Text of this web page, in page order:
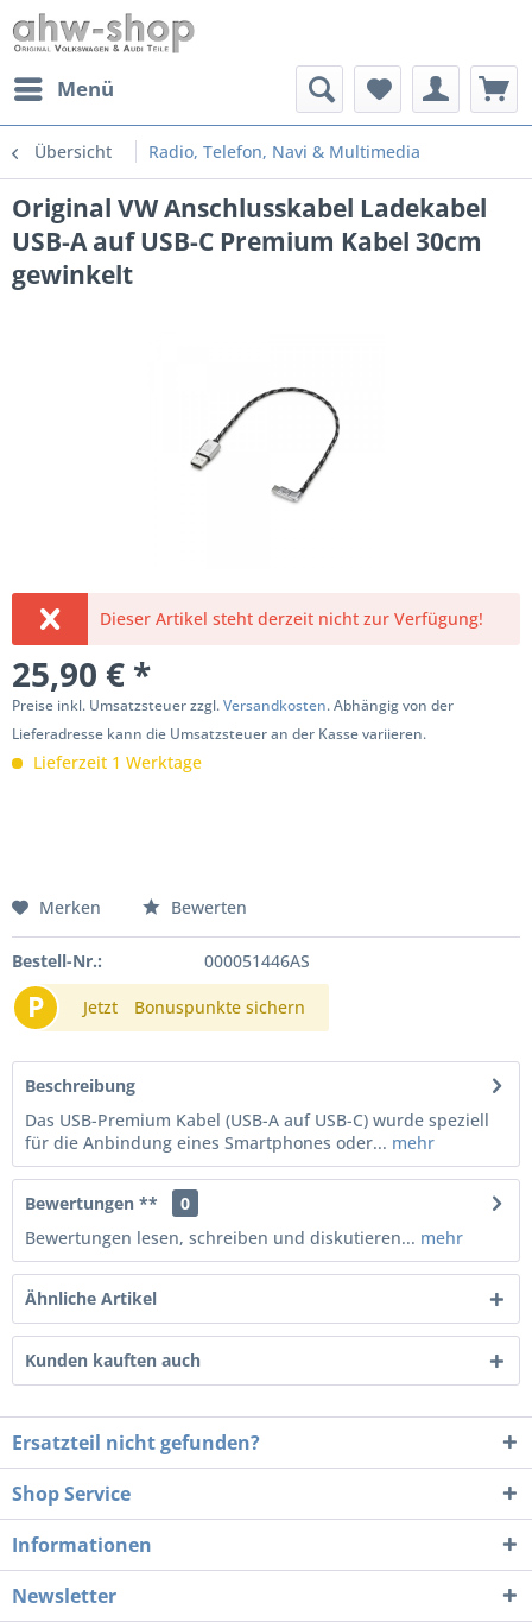
Menü
Übersicht Radio, Telefon, Navi & Multimedia
Original VW Anschlusskabel Ladekabel
USB-A auf USB-C Premium Kabel 30cm
gewinkelt
Dieser Artikel steht derzeit nicht zur Verfügung!
25,90 € *
Preise inkl. Umsatzsteuer zzgl.Versandkosten. Abhängig von der
Lieferadresse kann die Umsatzsteuer an der Kasse variieren.
Lieferzeit 1 Werktage
Merken Bewerten
Bestell-Nr.: 000051446AS
P Jetzt Bonuspunkte sichern
Beschreibung
Das USB-Premium Kabel (USB-A auf USB-C) wurde speziell
für die Anbindung eines Smartphones oder... mehr
Bewertungen **
0
Bewertungen lesen, schreiben und diskutieren... mehr
Ähnliche Artikel
Kunden kauften auch
Ersatzteil nicht gefunden?
Shop Service
Informationen
Newsletter